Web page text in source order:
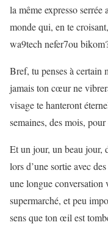
la même expresso
monde qui, en te
wa9tech nefer7ou
Bref, tu penses à certain
jamais ton cœur ne
visage te hanteront
semaines, des mois, pour
Et un jour, un beau jour,
lors d’une sortie avec
une longue
supermarché, et peu
sens que ton œil est